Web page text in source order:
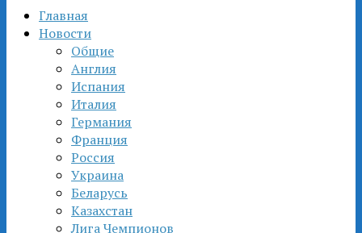
Главная
Новости
Общие
Англия
Испания
Италия
Германия
Франция
Россия
Украина
Беларусь
Казахстан
Лига Чемпионов